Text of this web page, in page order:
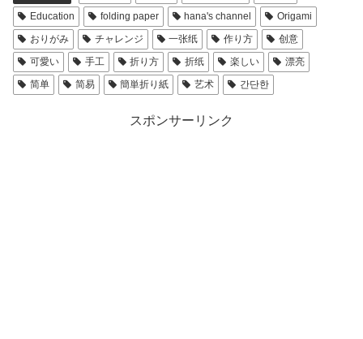
Education
folding paper hana's channel
Origami
おりがみ
チャレンジ 一张纸 作り方
创意
可愛い
手工 折り方 折纸 楽しい
漂亮
简单
简易 簡単折り紙 艺术 간단한
スポンサーリンク